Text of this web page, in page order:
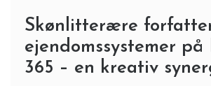
Skønlitterære
ejendomssystemer på
365 – en kreativ